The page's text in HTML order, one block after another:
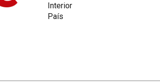
Interior
País